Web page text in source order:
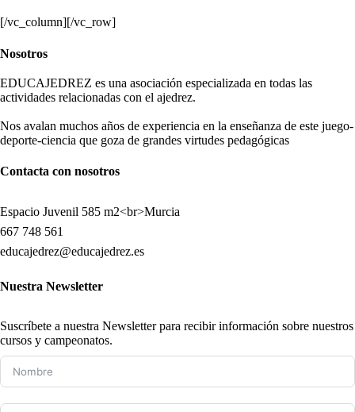
[/vc_column][/vc_row]
Nosotros
EDUCAJEDREZ es una asociación especializada en todas las
actividades relacionadas con el ajedrez.
Nos avalan muchos años de experiencia en la enseñanza de este juego-
deporte-ciencia que goza de grandes virtudes pedagógicas
Contacta con nosotros
Espacio Juvenil 585 m2<br>Murcia
667 748 561
educajedrez@educajedrez.es
Nuestra Newsletter
Suscríbete a nuestra Newsletter para recibir información sobre nuestros
cursos y campeonatos.